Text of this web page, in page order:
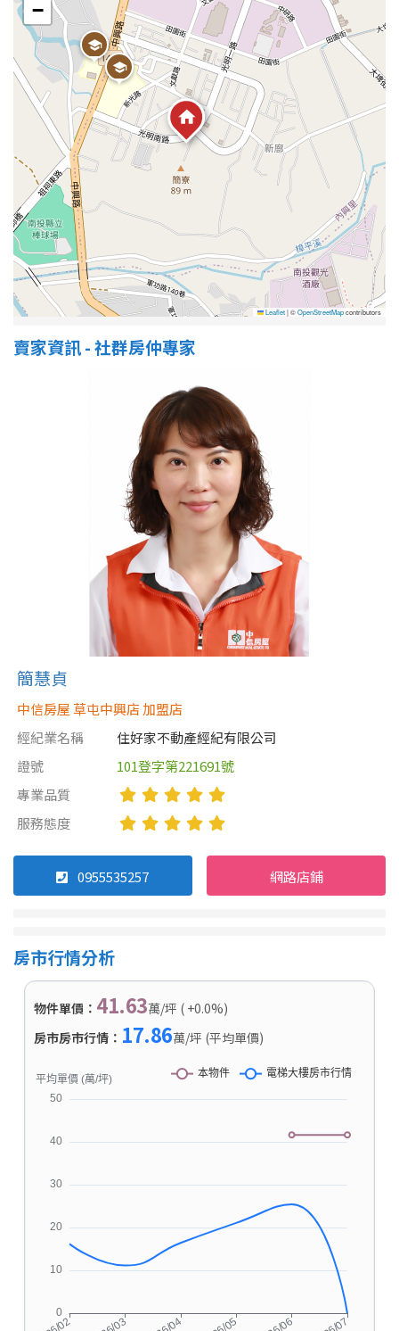
屋齡
不拘
5 年以下
5-10 年 10-20 年
20-30 年 30-40 年
40 年以上
售價
−
Leaflet|©OpenStreetMapcontributors
賣家資訊 - 社群房仲專家
簡慧貞
中信房屋 草屯中興店 加盟店
經紀業名稱
住好家不動產經紀有限公司
證號
101登字第221691號
專業品質
服務態度
0955535257 網路店鋪
房市行情分析
物件單價： 41.63萬/坪 ( +0.0%)
房市房市行情： 17.86萬/坪 (平均單價)